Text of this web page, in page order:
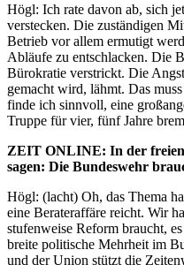
Högl: Ich rate davon ab, sich
verstecken. Die zuständigen
Betrieb vor allem ermutigt
Abläufe zu entschlacken. Die
Bürokratie verstrickt. Die
gemacht wird, lähmt. Das
finde ich sinnvoll, eine
Truppe für vier, fünf Jahre
ZEIT ONLINE: In der
sagen: Die Bundeswehr
Högl: (lacht) Oh, das Thema
eine Berateraffäre reicht. Wir
stufenweise Reform braucht,
breite politische Mehrheit im
und der Union stützt die